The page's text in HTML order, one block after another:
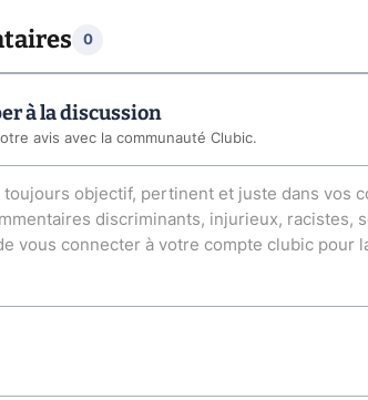
0
à la discussion
avis avec la communauté Clubic.